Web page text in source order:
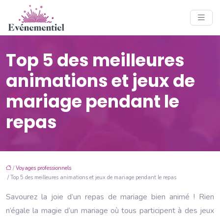
Top 5 des meilleures
animations et jeux de
mariage pendant le
repas
/ Voyages professionnels
/ Top 5 des meilleures animations et jeux de mariage pendant le repas
Savourez la joie d’un repas de mariage bien animé ! Rien
n’égale la magie d’un mariage où tous participent à des jeux